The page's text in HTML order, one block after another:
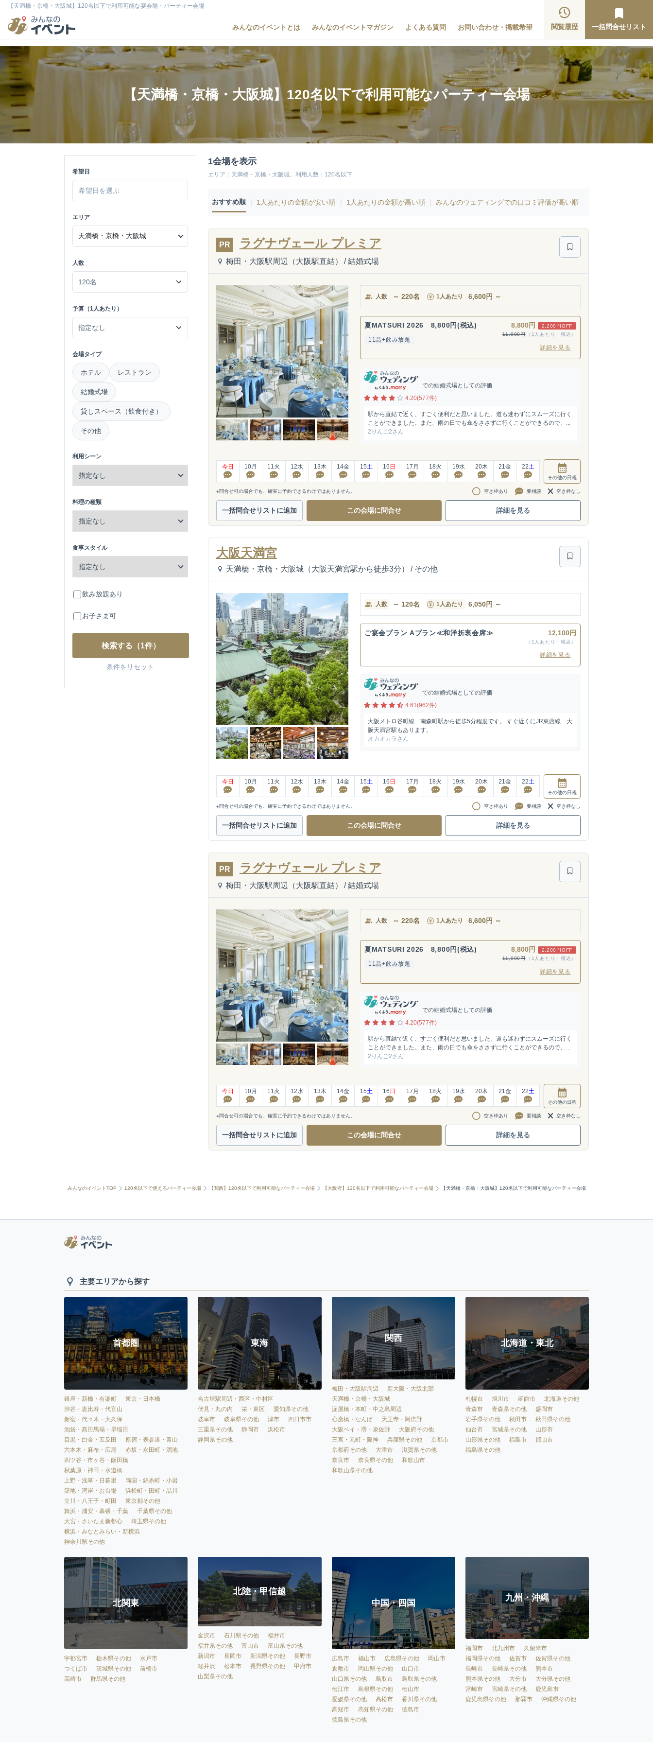
【天満橋・京橋・大阪城】120名以下で利用可能な宴会場・パーティー会場
みんなのイベントとは みんなのイベントマガジン よくある質問 お問い合わせ・掲載希望 閲覧履歴 一括問合せリスト
【天満橋・京橋・大阪城】120名以下で利用可能なパーティー会場
希望日
エリア
人数
予算（1人あたり）
会場タイプ
ホテル レストラン
結婚式場
貸しスペース（飲食付き）
その他
利用シーン
料理の種類
食事スタイル
飲み放題あり
お子さま可
検索する （1件）
条件をリセット
1会場を表示
エリア：天満橋・京橋・大阪城、利用人数：120名以下
おすすめ順 1人あたりの金額が安い順 1人あたりの金額が高い順 みんなのウェディングでの口コミ評価が高い順
PR ラグナヴェール プレミア
梅田・大阪駅周辺（大阪駅直結） / 結婚式場
人数 ～ 220名 1人あたり 6,600円 ～
夏MATSURI 2026 8,800円(税込)
11品+飲み放題
8,800円
2,200円OFF
11,000円
（1人あたり・税込）
詳細を見る
での結婚式場としての評価
4.20(577件)
駅から直結で近く、すごく便利だと思いました。道も迷わずにスムーズに行く
ことができました。また、雨の日でも傘をささずに行くことができるので、...
2りんご2さん
今日 10月 11火 12水 13木 14金 15土 16 日 17 月 18火 19水 20木 21金 22土
その他の日程
※問合せ可の場合でも、確実に予約できるわけではありません。 空き枠あり 要相談 空き枠なし
一括問合せリストに追加 この会場に問合せ 詳細を見る
大阪天満宮
天満橋・京橋・大阪城（大阪天満宮駅から徒歩3分） / その他
人数 ～ 120名 1人あたり 6,050円 ～
ご宴会プラン Aプラン≪和洋折衷会席≫ 12,100円
（1人あたり・税込）
詳細を見る
での結婚式場としての評価
4.61(962件)
大阪メトロ谷町線 南森町駅から徒歩5分程度です。 すぐ近くにJR東西線 大
阪天満宮駅もあります。
オカオカラさん
今日 10月 11火 12水 13木 14金 15土 16 日 17 月 18火 19水 20木 21金 22土
その他の日程
※問合せ可の場合でも、確実に予約できるわけではありません。 空き枠あり 要相談 空き枠なし
一括問合せリストに追加 この会場に問合せ 詳細を見る
PR ラグナヴェール プレミア
梅田・大阪駅周辺（大阪駅直結） / 結婚式場
人数 ～ 220名 1人あたり 6,600円 ～
夏MATSURI 2026 8,800円(税込)
11品+飲み放題
8,800円
2,200円OFF
11,000円
（1人あたり・税込）
詳細を見る
での結婚式場としての評価
4.20(577件)
駅から直結で近く、すごく便利だと思いました。道も迷わずにスムーズに行く
ことができました。また、雨の日でも傘をささずに行くことができるので、...
2りんご2さん
今日 10月 11火 12水 13木 14金 15土 16 日 17 月 18火 19水 20木 21金 22土
その他の日程
※問合せ可の場合でも、確実に予約できるわけではありません。 空き枠あり 要相談 空き枠なし
一括問合せリストに追加 この会場に問合せ 詳細を見る
みんなのイベントTOP 120名以下で使えるパーティー会場 【関西】120名以下で利用可能なパーティー会場 【大阪府】120名以下で利用可能なパーティー会場 【天満橋・京橋・大阪城】120名以下で利用可能なパーティー会場
主要エリアから探す
首都圏
銀座・新橋・有楽町
東京・日本橋
渋谷・恵比寿・代官山
新宿・代々木・大久保
池袋・高田馬場・早稲田
目黒・白金・五反田
原宿・表参道・青山
六本木・麻布・広尾
赤坂・永田町・溜池
四ツ谷・市ヶ谷・飯田橋
秋葉原・神田・水道橋
上野・浅草・日暮里
両国・錦糸町・小岩
築地・湾岸・お台場
浜松町・田町・品川
立川・八王子・町田
東京都その他
舞浜・浦安・幕張・千葉
千葉県その他
大宮・さいたま新都心
埼玉県その他
横浜・みなとみらい・新横浜
神奈川県その他
東海
名古屋駅周辺・西区・中村区
伏見・丸の内
栄・東区
愛知県その他
岐阜市
岐阜県その他 津市
四日市市
三重県その他
静岡市
浜松市
静岡県その他
関西
梅田・大阪駅周辺
新大阪・大阪北部
天満橋・京橋・大阪城
淀屋橋・本町・中之島周辺
心斎橋・なんば
天王寺・阿倍野
大阪ベイ・堺・泉佐野
大阪府その他
三宮・元町・阪神
兵庫県その他
京都市
京都府その他
大津市
滋賀県その他
奈良市
奈良県その他
和歌山市
和歌山県その他
北海道・東北
札幌市 旭川市 函館市
北海道その他
青森市
青森県その他
盛岡市
岩手県その他
秋田市
秋田県その他
仙台市
宮城県その他
山形市
山形県その他
福島市
郡山市
福島県その他
北関東
宇都宮市 栃木県その他
水戸市
つくば市
茨城県その他
前橋市
高崎市
群馬県その他
北陸・甲信越
金沢市 石川県その他
福井市
福井県その他
富山市
富山県その他
新潟市
長岡市 新潟県その他
長野市
軽井沢
松本市 長野県その他
甲府市
山梨県その他
中国・四国
広島市 福山市 広島県その他
岡山市
倉敷市
岡山県その他
山口市
山口県その他
鳥取市
鳥取県その他
松江市
島根県その他
松山市
愛媛県その他
高松市
香川県その他
高知市
高知県その他
徳島市
徳島県その他
九州・沖縄
福岡市 北九州市
久留米市
福岡県その他
佐賀市
佐賀県その他
長崎市
長崎県その他
熊本市
熊本県その他
大分市
大分県その他
宮崎市
宮崎県その他
鹿児島市
鹿児島県その他
那覇市 沖縄県その他